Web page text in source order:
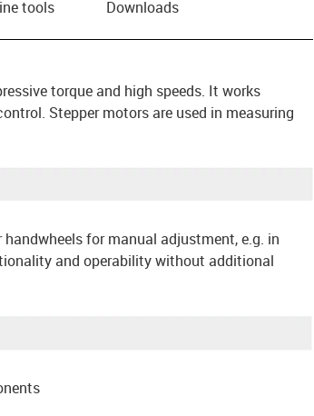
tools Downloads
torque and high speeds. It works
Stepper motors are used in measuring
for manual adjustment, e.g. in
and operability without additional